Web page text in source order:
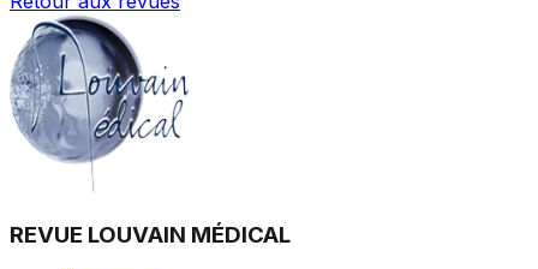
REVUE LOUVAIN MÉDICAL